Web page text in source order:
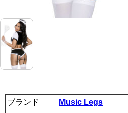
ブランド
Music Legs